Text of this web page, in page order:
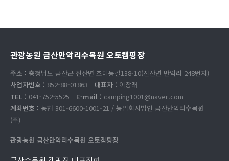
관광농원 금산만악리수목원 오토캠핑장
주소 : 충청남도 금산군 진산면 초미동길138-10(진산면 만악리 248번지)
사업자번호 : 852-88-01863 대표자 : 이창래
TEL : 041-752-5525 E-mail : camping1001@naver.com
계좌번호 : 농협 301-6600-1001-21 / 농업회사법인 금산만악리수목원
(주)
관광농원 금산만악리수목원 오토캠핑장